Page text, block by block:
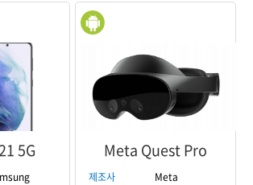
5G Meta Quest Pro
제조사
Meta